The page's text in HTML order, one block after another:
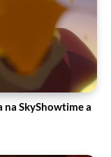
SkyShowtime a